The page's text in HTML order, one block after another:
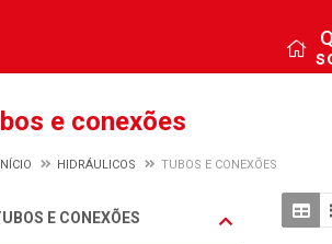
e conexões
HIDRÁULICOS TUBOS E CONEXÕES
E CONEXÕES